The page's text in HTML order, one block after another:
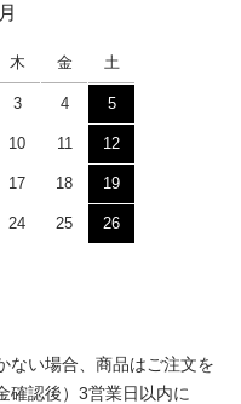
木 金 土
3 4 5
10 11 12
17 18 19
24 25 26
ない場合、商品はご注文を
確認後）3営業日以内に